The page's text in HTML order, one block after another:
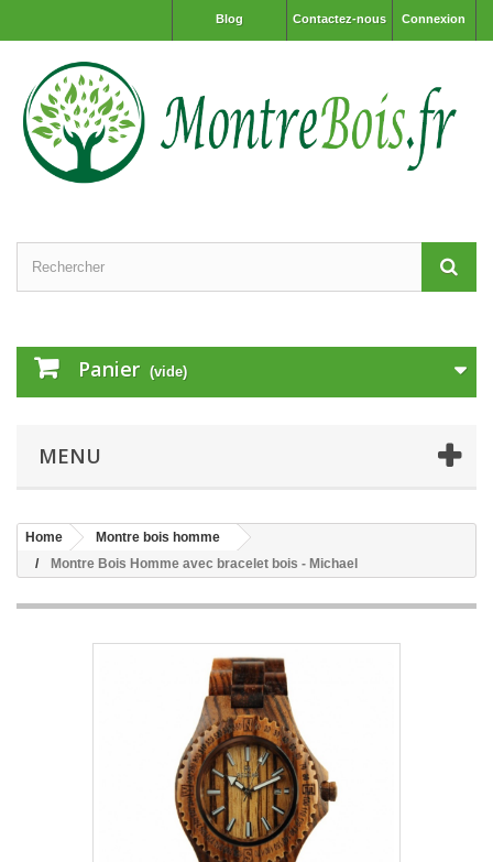
Connexion
Contactez-nous
Blog
Panier (vide)
MENU
Home
Montre bois homme
Montre Bois Homme avec bracelet bois - Michael